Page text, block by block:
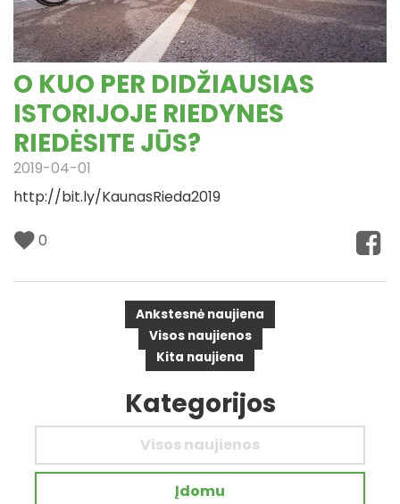
O KUO PER DIDŽIAUSIAS
ISTORIJOJE RIEDYNES
RIEDĖSITE JŪS?
2019-04-01
http://bit.ly/KaunasRieda2019
0
Ankstesnė naujiena
Visos naujienos
Kita naujiena
Kategorijos
Visos naujienos
Įdomu